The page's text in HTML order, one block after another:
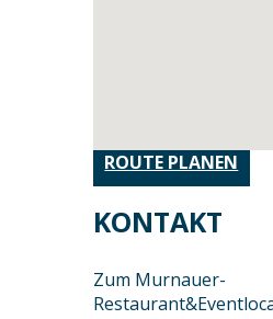
ROUTE PLANEN
KONTAKT
Zum Murnauer-